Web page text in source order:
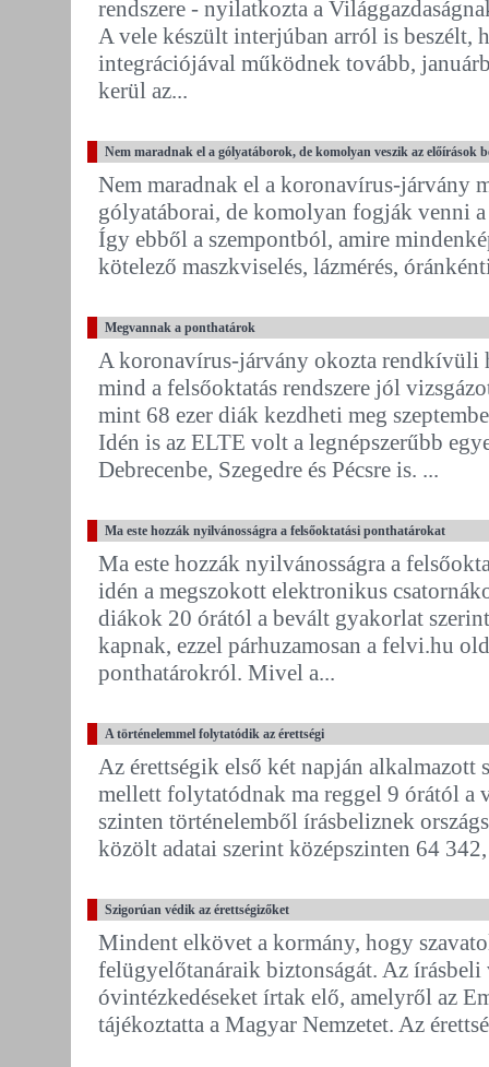
rendszere - nyilatkozta a
A vele készült interjúban arról is beszélt,
integrációjával működnek tovább,
kerül az...
Nem maradnak el a gólyatáborok, de komolyan veszik az előírások
Nem maradnak el a koronavírus-járvány
gólyatáborai, de komolyan fogják venni
Így ebből a szempontból, amire
kötelező maszkviselés, lázmérés,
Megvannak a ponthatárok
A koronavírus-járvány okozta rendkívüli
mind a felsőoktatás rendszere jól
mint 68 ezer diák kezdheti meg
Idén is az ELTE volt a legnépszerűbb
Debrecenbe, Szegedre és Pécsre is. ...
Ma este hozzák nyilvánosságra a felsőoktatási ponthatárokat
Ma este hozzák nyilvánosságra a
idén a megszokott elektronikus
diákok 20 órától a bevált gyakorlat
kapnak, ezzel párhuzamosan a felvi.hu
ponthatárokról. Mivel a...
A történelemmel folytatódik az érettségi
Az érettségik első két napján alkalmazott
mellett folytatódnak ma reggel 9 órától a
szinten történelemből írásbeliznek
közölt adatai szerint középszinten 64
Szigorúan védik az érettségizőket
Mindent elkövet a kormány, hogy
felügyelőtanáraik biztonságát. Az
óvintézkedéseket írtak elő, amelyről az
tájékoztatta a Magyar Nemzetet. Az